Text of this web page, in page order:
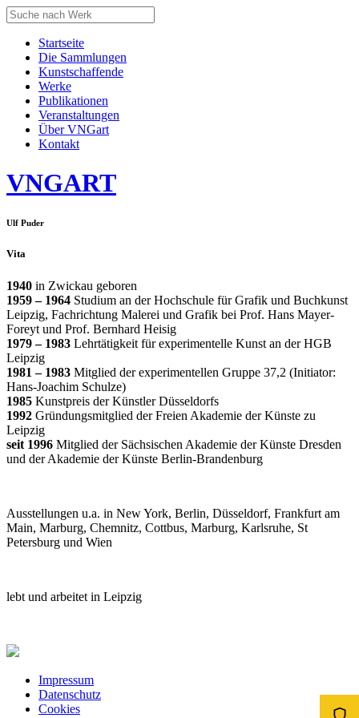
Startseite
Die Sammlungen
Kunstschaffende
Werke
Publikationen
Veranstaltungen
Über VNGart
Kontakt
VNGART
Ulf Puder
Vita
1940 in Zwickau geboren
1959 – 1964 Studium an der Hochschule für Grafik und Buchkunst
Leipzig, Fachrichtung Malerei und Grafik bei Prof. Hans Mayer-
Foreyt und Prof. Bernhard Heisig
1979 – 1983 Lehrtätigkeit für experimentelle Kunst an der HGB
Leipzig
1981 – 1983 Mitglied der experimentellen Gruppe 37,2 (Initiator:
Hans-Joachim Schulze)
1985 Kunstpreis der Künstler Düsseldorfs
1992 Gründungsmitglied der Freien Akademie der Künste zu
Leipzig
seit 1996 Mitglied der Sächsischen Akademie der Künste Dresden
und der Akademie der Künste Berlin-Brandenburg
Ausstellungen u.a. in New York, Berlin, Düsseldorf, Frankfurt am
Main, Marburg, Chemnitz, Cottbus, Marburg, Karlsruhe, St
Petersburg und Wien
lebt und arbeitet in Leipzig
Impressum
Datenschutz
Cookies